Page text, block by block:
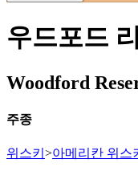
우드포드
Woodford
주종
위스키 >아메리칸 위스